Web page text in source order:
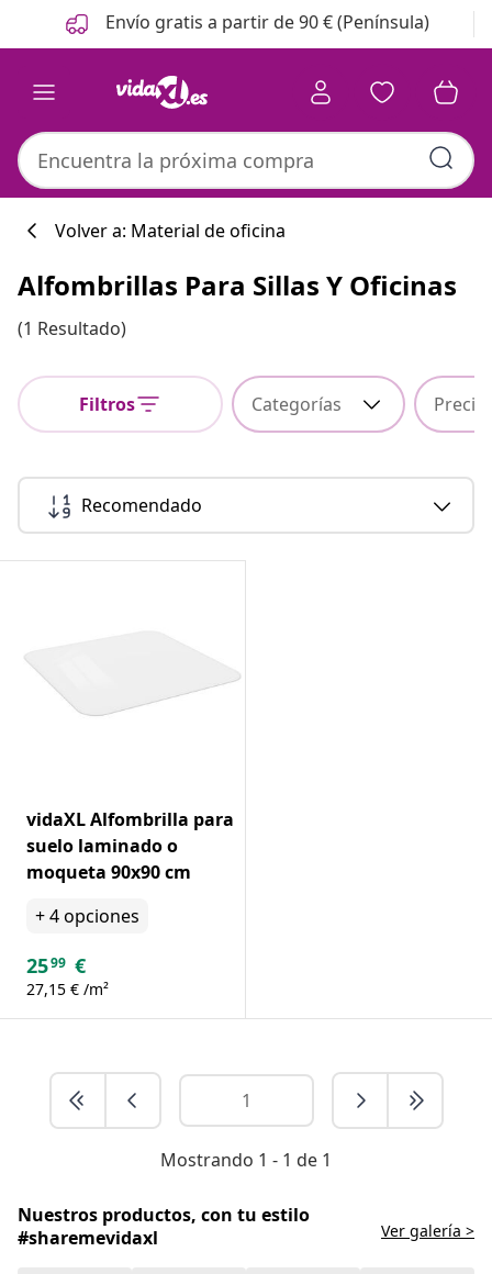
Anterior
Siguiente Envío gratis a partir de 90 € (Península)
#sharemevidaxl
Colección de
Volver a: Material de oficina
Alfombrillas Para Sillas Y Oficinas
(1 Resultado)
Filtros Categorías Precio
Recomendado
vidaXL Alfombrilla para
suelo laminado o
moqueta 90x90 cm
+4opciones
2599 €
27,15 € /m²
Mostrando 1 - 1 de 1
Nuestros productos, con tu estilo
#sharemevidaxl
Ver galería >